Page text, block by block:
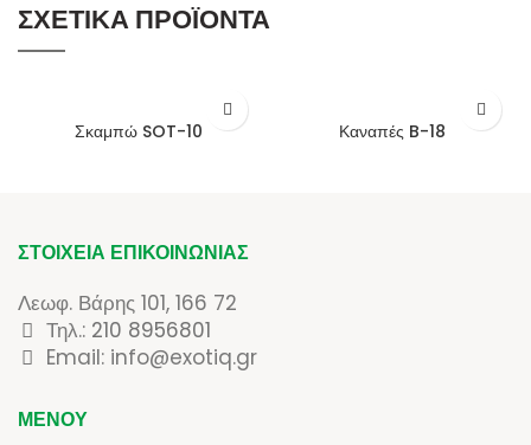
ΣΧΕΤΙΚΆ ΠΡΟΪΌΝΤΑ
Σκαμπώ SOT-10 Καναπές B-18
ΣΤΟΙΧΕΊΑ ΕΠΙΚΟΙΝΩΝΊΑΣ
Λεωφ. Βάρης 101, 166 72
Τηλ.: 210 8956801
Email: info@exotiq.gr
ΜΕΝΟΎ